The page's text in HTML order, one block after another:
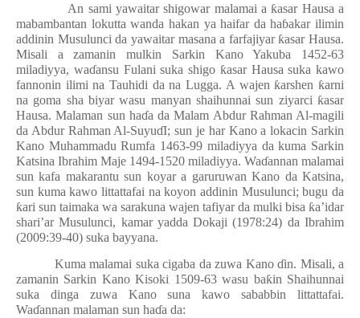
An sami yawaitar shigowar malamai a ƙasar Hausa a
mabambantan lokutta wanda hakan ya haifar da haɓakar ilimin
addinin Musulunci da yawaitar masana a farfajiyar ƙasar Hausa.
Misali a zamanin mulkin Sarkin Kano Yakuba 1452-63
miladiyya, waɗansu Fulani suka shigo ƙasar Hausa suka kawo
fannonin ilimi na Tauhidi da na Lugga. A wajen ƙarshen ƙarni
na goma sha biyar wasu manyan shaihunnai sun ziyarci ƙasar
Hausa. Malaman sun haɗa da Malam Abdur Rahman Al-magili
da Abdur Rahman Al-SuyuɗI; sun je har Kano a lokacin Sarkin
Kano Muhammadu Rumfa 1463-99 miladiyya da kuma Sarkin
Katsina Ibrahim Maje 1494-1520 miladiyya. Waɗannan malamai
sun kafa makarantu sun koyar a garuruwan Kano da Katsina,
sun kuma kawo littattafai na koyon addinin Musulunci; bugu da
ƙari sun taimaka wa sarakuna wajen tafiyar da mulki bisa ƙa’idar
shari’ar Musulunci, kamar yadda Dokaji (1978:24) da Ibrahim
(2009:39-40) suka bayyana.
Kuma malamai suka cigaba da zuwa Kanoɗin. Misali, a
zamanin Sarkin Kano Kisoki 1509-63 wasu baƙin Shaihunnai
suka dinga zuwa Kano suna kawo sababbin littattafai.
Waɗannan malaman sun haɗa da: